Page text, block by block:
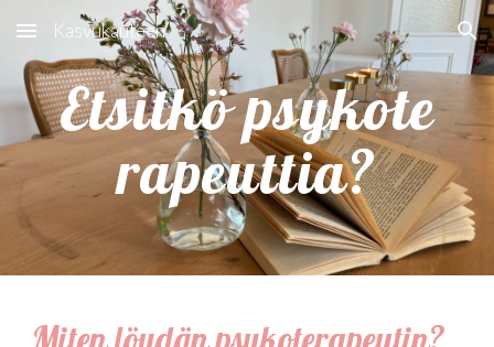
Skip to main content Skip to navigation
Kasvukauteen
Etsitkö psykote
rapeuttia?